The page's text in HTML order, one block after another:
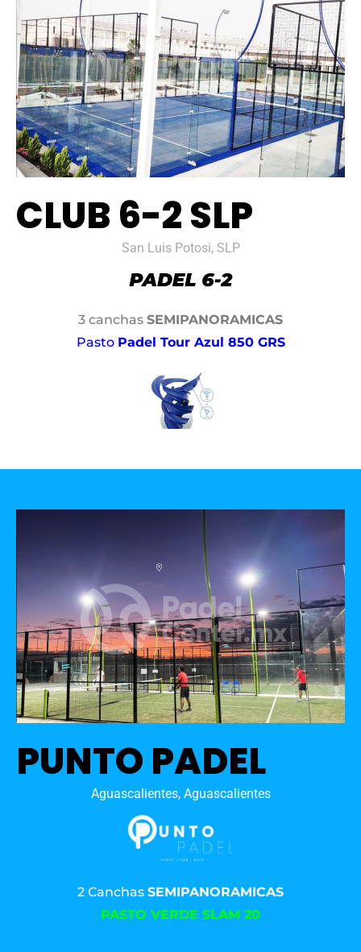
CLUB 6-2 SLP
San Luis Potosi, SLP
3 canchas SEMIPANORAMICAS
Pasto Padel Tour Azul 850 GRS
PUNTO PADEL
Aguascalientes, Aguascalientes
2 Canchas SEMIPANORAMICAS
PASTO VERDE SLAM 20